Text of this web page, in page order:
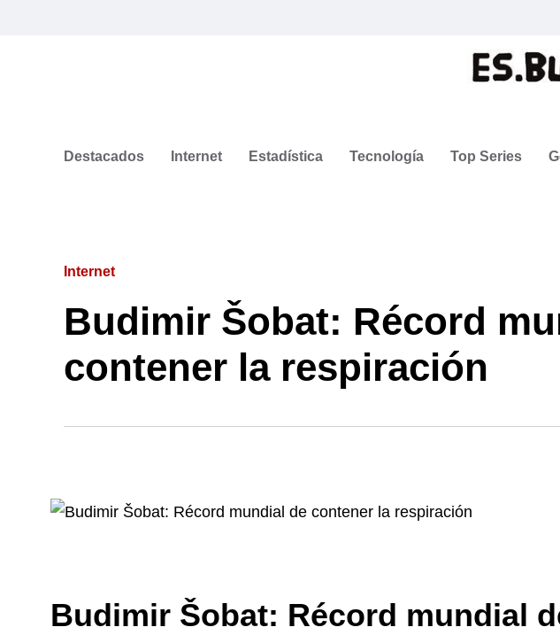
Destacados Internet Estadística Tecnología Top Series
Internet
Budimir Šobat: Récord
contener la respiración
Budimir Šobat: Récord mundial